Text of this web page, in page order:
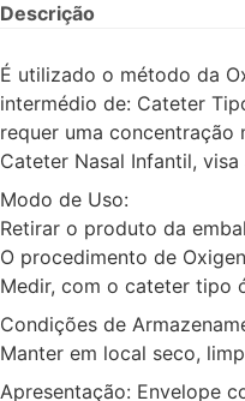
Descrição
É utilizado o método da
intermédio de: Cateter
requer uma concentração
Cateter Nasal Infantil,
Modo de Uso:
Retirar o produto da
O procedimento de
Medir, com o cateter tipo
Condições de
Manter em local seco,
Apresentação: Envelope